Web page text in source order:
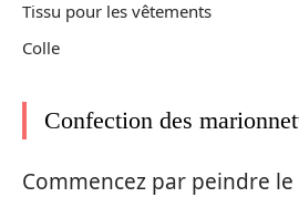
Tissu pour les vêtements
Colle
Confection des
Commencez par peindre